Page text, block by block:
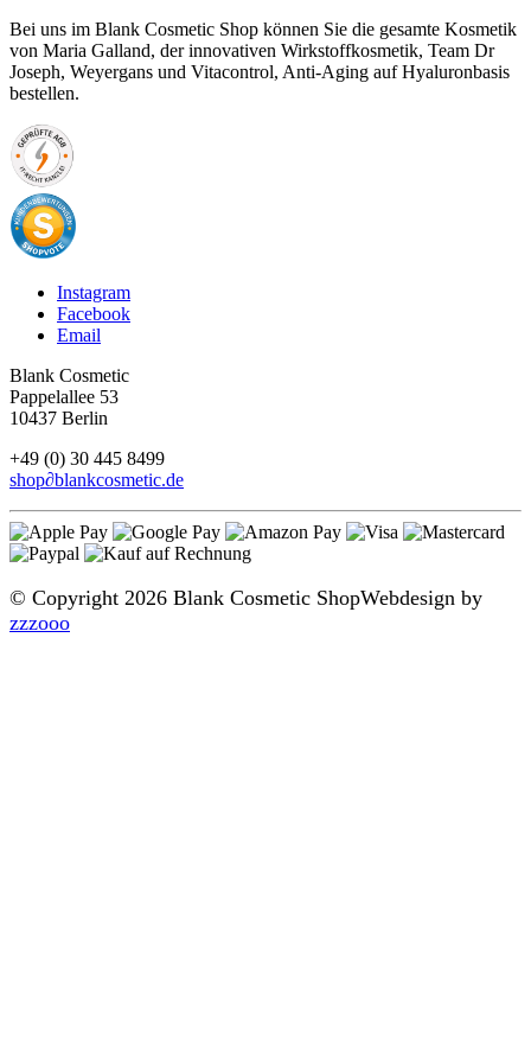
Bei uns im Blank Cosmetic Shop können Sie die gesamte Kosmetik
von Maria Galland, der innovativen Wirkstoffkosmetik, Team Dr
Joseph, Weyergans und Vitacontrol, Anti-Aging auf Hyaluronbasis
bestellen.
Instagram
Facebook
Email
Blank Cosmetic
Pappelallee 53
10437 Berlin
+49 (0) 30 445 8499
shop∂blankcosmetic.de
© Copyright 2026 Blank Cosmetic ShopWebdesign by
zzzooo